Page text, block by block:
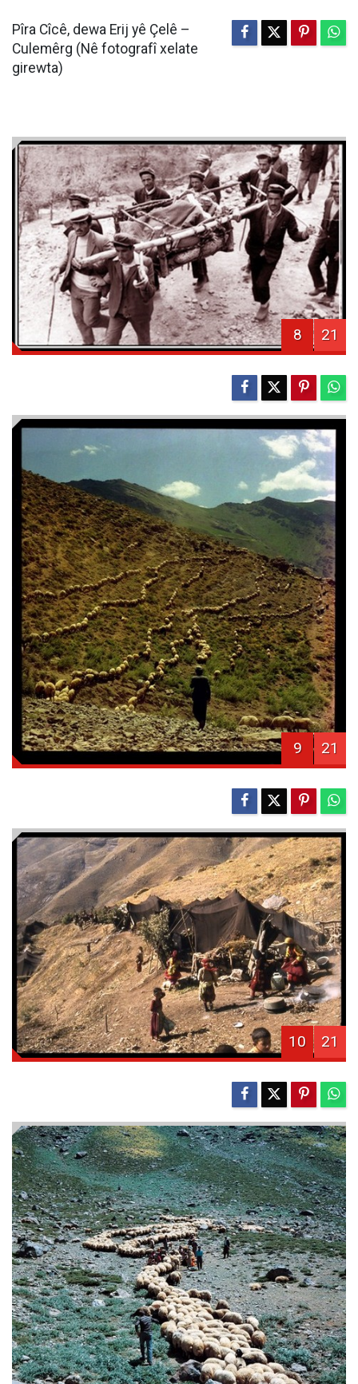
Pîra Cîcê, dewa Erij yê Çelê –
Culemêrg (Nê fotografî xelate
girewta)
8 21
9 21
10 21